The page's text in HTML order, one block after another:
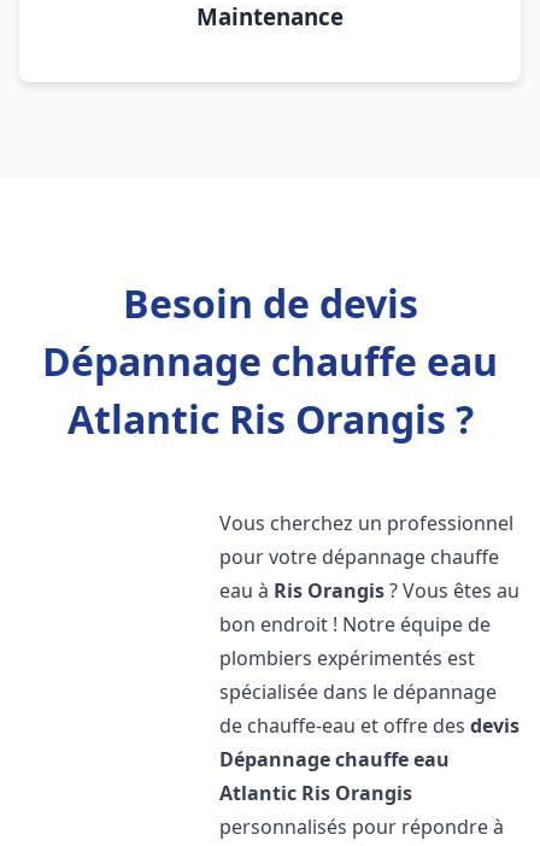
Maintenance
Besoin de devis
Dépannage chauffe eau
Atlantic Ris Orangis ?
Vous cherchez un professionnel
pour votre dépannage chauffe
eau à Ris Orangis? Vous êtes au
bon endroit ! Notre équipe de
plombiers expérimentés est
spécialisée dans le dépannage
de chauffe-eau et offre desdevis
Dépannage chauffe eau
Atlantic Ris Orangis
personnalisés pour répondre à